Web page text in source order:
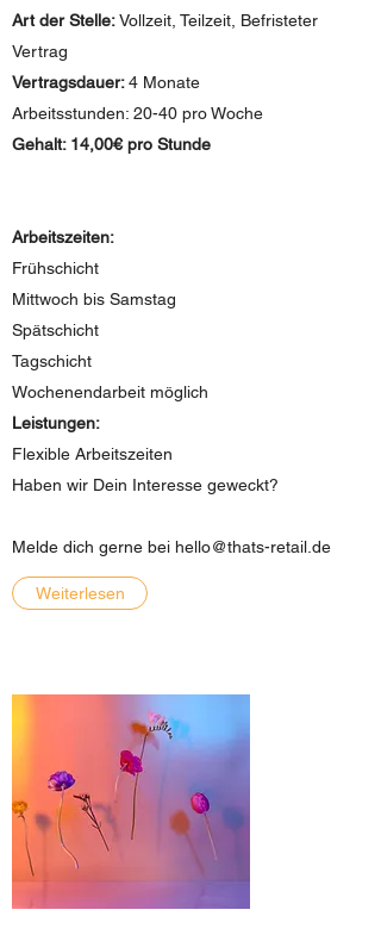
Art der Stelle:Vollzeit, Teilzeit, Befristeter
Vertrag
Vertragsdauer:4 Monate
Arbeitsstunden: 20-40 pro Woche
Gehalt: 14,00€ pro Stunde
Arbeitszeiten:
Frühschicht
Mittwoch bis Samstag
Spätschicht
Tagschicht
Wochenendarbeit möglich
Leistungen:
Flexible Arbeitszeiten
Haben wir Dein Interesse geweckt?
Melde dich gerne bei hello@thats-retail.de
Weiterlesen